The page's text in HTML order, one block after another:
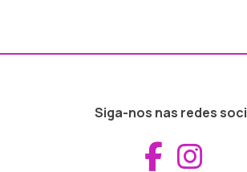
Siga-nos nas redes